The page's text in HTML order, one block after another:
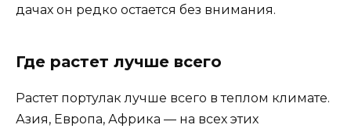
дачах он редко остается без внимания.
Где растет лучше всего
Растет портулак лучше всего в теплом климате.
Азия, Европа, Африка — на всех этих